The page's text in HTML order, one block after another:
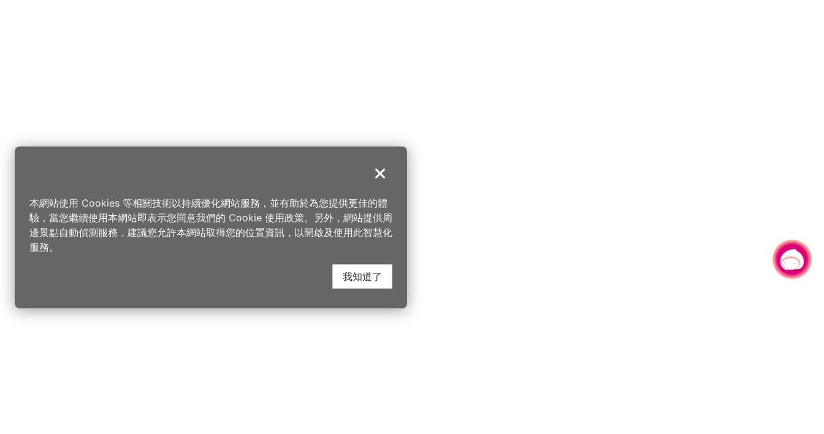
關閉
本網站使用 Cookies 等相關技術以持續優化網站服務，並有助於為您提供更佳的體
驗，當您繼續使用本網站即表示您同意我們的 Cookie 使用政策。另外，網站提供周
邊景點自動偵測服務，建議您允許本網站取得您的位置資訊，以開啟及使用此智慧化
服務。
我知道了